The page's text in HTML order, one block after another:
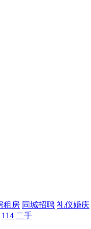
租房 同城招聘 礼仪婚庆
114 二手